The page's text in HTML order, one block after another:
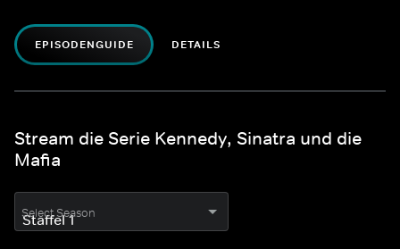
EPISODENGUIDE DETAILS
Stream die Serie Kennedy, Sinatra und die
Mafia
Select Season